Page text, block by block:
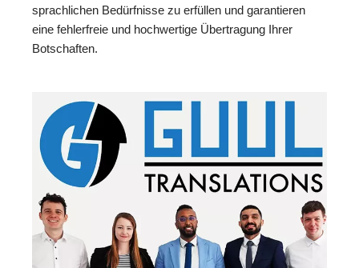
sprachlichen Bedürfnisse zu erfüllen und garantieren
eine fehlerfreie und hochwertige Übertragung Ihrer
Botschaften.